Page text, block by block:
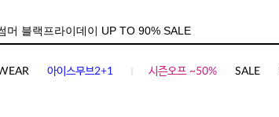
아이스무브2+1 시즌오프 ~50% SALE